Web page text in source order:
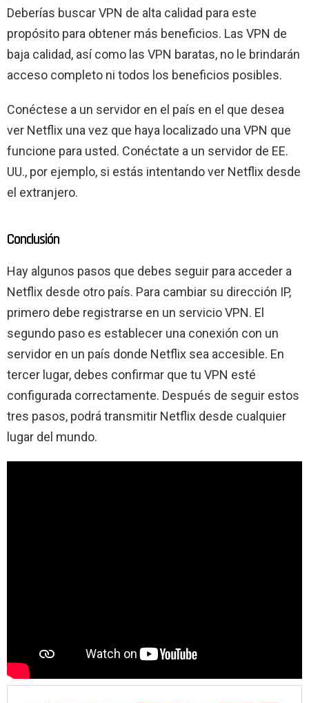
Deberías buscar VPN de alta calidad para este
propósito para obtener más beneficios. Las VPN de
baja calidad, así como las VPN baratas, no le brindarán
acceso completo ni todos los beneficios posibles.
Conéctese a un servidor en el país en el que desea
ver Netflix una vez que haya localizado una VPN que
funcione para usted. Conéctate a un servidor de EE.
UU., por ejemplo, si estás intentando ver Netflix desde
el extranjero.
Conclusión
Hay algunos pasos que debes seguir para acceder a
Netflix desde otro país. Para cambiar su dirección IP,
primero debe registrarse en un servicio VPN. El
segundo paso es establecer una conexión con un
servidor en un país donde Netflix sea accesible. En
tercer lugar, debes confirmar que tu VPN esté
configurada correctamente. Después de seguir estos
tres pasos, podrá transmitir Netflix desde cualquier
lugar del mundo.